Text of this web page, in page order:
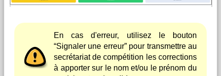
En cas d'erreur, utilisez le bouton
“Signaler une erreur” pour transmettre au
secrétariat de compétition les corrections
à apporter sur le nom et/ou le prénom du